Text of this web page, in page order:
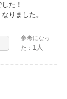
た！
りました。
参考になっ
た： 1人